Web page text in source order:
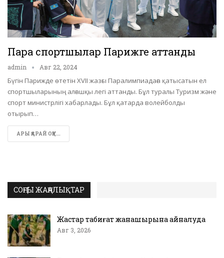
Пара спортшылар Парижге аттанды
admin Авг 22, 2024
Бүгін Парижде өтетін XVII жазғы Паралимпиадаға қатысатын ел
спортшыларының алғашқы легі аттанды. Бұл туралы Туризм және
спорт министрлігі хабарлады. Бұл қатарда волейболды
отырып…
АРЫ ҚАРАЙ ОҚУ...
СОҢҒЫ ЖАҢАЛЫҚТАР
Жастар табиғат жанашырына айналуда
Авг 3, 2026